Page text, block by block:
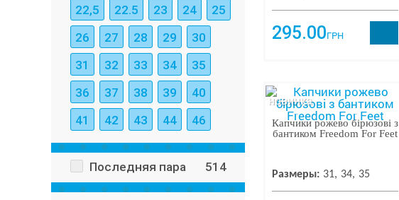
22,5
22.5 23 24
25
26
27 28 29
30
31
32 33 34
35
36
37 38 39
40
41
42 43 44 46
Последняя пара 514
295.00ГРН
Капчики рожево бірюзові з
бантиком Freedom For Feet
Размеры: 31 34 35
новинка